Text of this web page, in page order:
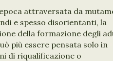
attraversata da
e spesso disorientanti, la
della formazione degli
più essere pensata solo in
di riqualificazione o